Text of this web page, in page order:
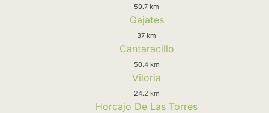
59.7 km
Gajates
37 km
Cantaracillo
50.4 km
Viloria
24.2 km
Horcajo De Las Torres